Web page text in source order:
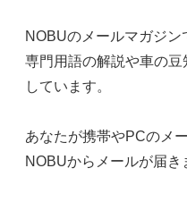
NOBUのメールマガジン
専門用語の解説や車の
しています。
あなたが携帯やPCのメ
NOBUからメールが届き